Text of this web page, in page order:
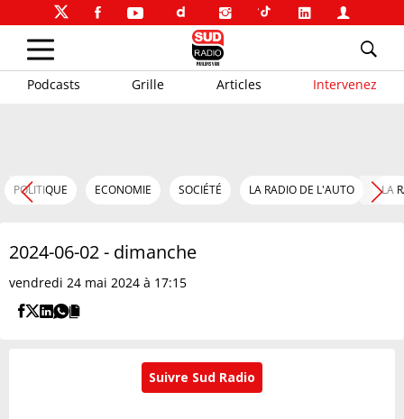
Podcasts Grille Articles Intervenez
POLITIQUE ECONOMIE SOCIÉTÉ LA RADIO DE L'AUTO LA
2024-06-02 - dimanche
vendredi 24 mai 2024 à 17:15
Suivre Sud Radio